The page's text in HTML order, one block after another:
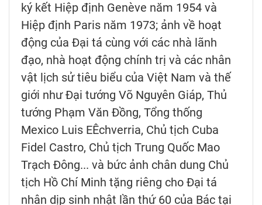
ký kết Hiệp định Genève năm 1954 và
Hiệp định Paris năm 1973; ảnh về hoạt
động của Đại tá cùng với các nhà lãnh
đạo, nhà hoạt động chính trị và các nhân
vật lịch sử tiêu biểu của Việt Nam và thế
giới như Đại tướng Võ Nguyên Giáp, Thủ
tướng Phạm Văn Đồng, Tổng thống
Mexico Luis EÊchverria, Chủ tịch Cuba
Fidel Castro, Chủ tịch Trung Quốc Mao
Trạch Đông... và bức ảnh chân dung Chủ
tịch Hồ Chí Minh tặng riêng cho Đại tá
nhân dịp sinh nhật lần thứ 60 của Bác tại